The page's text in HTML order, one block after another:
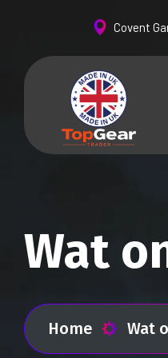
Covent
Wat
Home Wat